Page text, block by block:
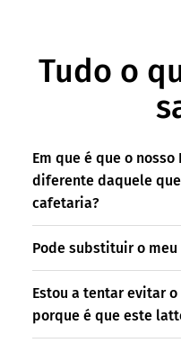
Tudo o
Em que é que o
diferente daquele
cafetaria?
Pode substituir o
Estou a tentar evitar
porque é que este